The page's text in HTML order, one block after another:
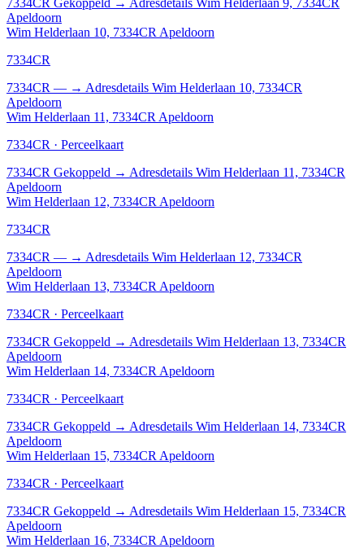
Apeldoorn
Wim Helderlaan 10, 7334CR Apeldoorn
7334CR
7334CR — → Adresdetails Wim Helderlaan 10, 7334CR
Apeldoorn
Wim Helderlaan 11, 7334CR Apeldoorn
7334CR · Perceelkaart
7334CR Gekoppeld → Adresdetails Wim Helderlaan 11, 7334CR
Apeldoorn
Wim Helderlaan 12, 7334CR Apeldoorn
7334CR
7334CR — → Adresdetails Wim Helderlaan 12, 7334CR
Apeldoorn
Wim Helderlaan 13, 7334CR Apeldoorn
7334CR · Perceelkaart
7334CR Gekoppeld → Adresdetails Wim Helderlaan 13, 7334CR
Apeldoorn
Wim Helderlaan 14, 7334CR Apeldoorn
7334CR · Perceelkaart
7334CR Gekoppeld → Adresdetails Wim Helderlaan 14, 7334CR
Apeldoorn
Wim Helderlaan 15, 7334CR Apeldoorn
7334CR · Perceelkaart
7334CR Gekoppeld → Adresdetails Wim Helderlaan 15, 7334CR
Apeldoorn
Wim Helderlaan 16, 7334CR Apeldoorn